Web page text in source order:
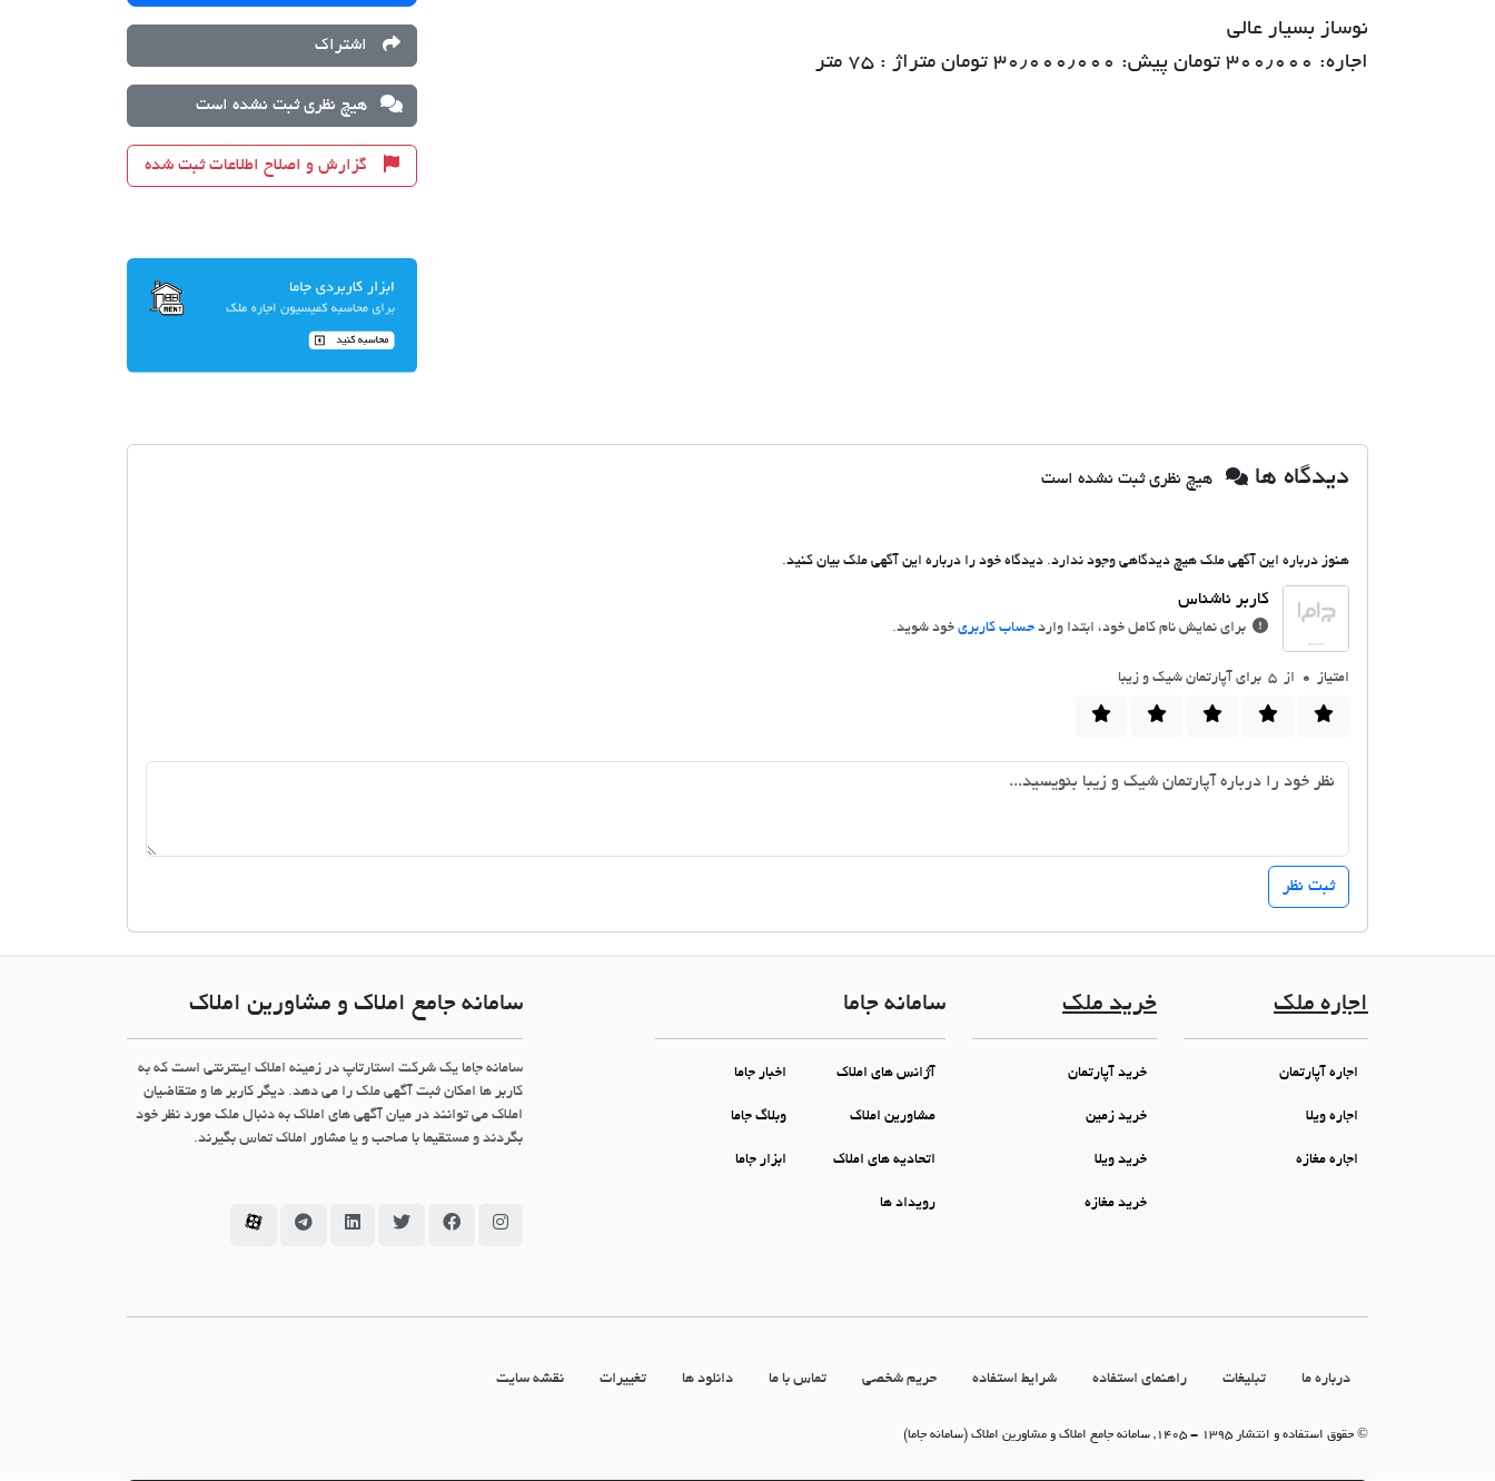
نوساز بسیار عالی
اجاره: ۳۰۰٫۰۰۰ تومان پیش: ۳۰٫۰۰۰٫۰۰۰ تومان متراژ : ۷۵ متر
اشتراک
هیچ نظری ثبت نشده است
گزارش و اصلاح اطلاعات ثبت شده
دیدگاه ها هیچ نظری ثبت نشده است
هنوز درباره این آگهی ملک هیچ دیدگاهی وجود ندارد. دیدگاه خود را درباره این آگهی ملک بیان کنید.
برای نمایش نام کامل خود، ابتدا وارد حساب کاربری خود شوید.
امتیاز 0 از 5 برای آپارتمان شیک و زیبا
اجاره ملک
اجاره آپارتمان
اجاره ویلا
اجاره مغازه
خرید ملک
خرید آپارتمان
خرید زمین
خرید ویلا
خرید مغازه
سامانه جاما
آژانس های املاک اخبار جاما
مشاورین املاک وبلاگ جاما
اتحادیه های املاک ابزار جاما
رویداد ها
سامانه جامع املاک و مشاورین املاک
سامانه جاما یک شرکت استارتاپ در زمینه املاک اینترنتی است که به
کاربر ها امکان ثبت آگهی ملک را می دهد. دیگر کاربر ها و متقاضیان
املاک می توانند در میان آگهی های املاک به دنبال ملک مورد نظر خود
بگردند و مستقیما با صاحب و یا مشاور املاک تماس بگیرند.
سامانه جاما در اینستاگرام
سامانه جاما در فیسبوک
سامانه جاما در توئیتر
سامانه جاما در لینکداین
سامانه جاما در تلگرام
سامانه جاما در آپارات
درباره ما تبلیغات راهنمای استفاده شرایط استفاده حریم شخصی تماس با ما دانلود ها تغییرات نقشه سایت
© حقوق استفاده و انتشار 1395 - 1405, سامانه جامع املاک و مشاورین املاک (سامانه جاما)